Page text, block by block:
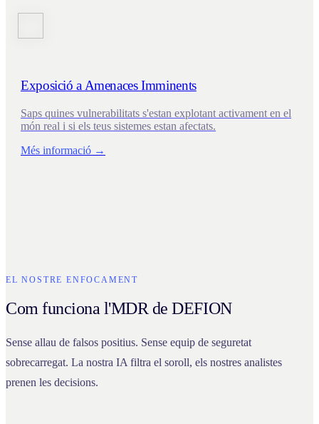
Exposició a Amenaces Imminents
Saps quines vulnerabilitats s'estan explotant activament en el
món real i si els teus sistemes estan afectats.
Més informació →
EL NOSTRE ENFOCAMENT
Com funciona l'MDR de DEFION
Sense allau de falsos positius. Sense equip de seguretat
sobrecarregat. La nostra IA filtra el soroll, els nostres analistes
prenen les decisions.